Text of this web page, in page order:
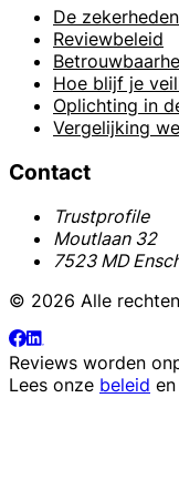
De
Reviewbeleid
Hoe blijf je
Oplichting in
Vergelijking
Contact
Trustprofile
Moutlaan 32
7523 MD
© 2026 Alle
Reviews worden
Lees onze beleid en